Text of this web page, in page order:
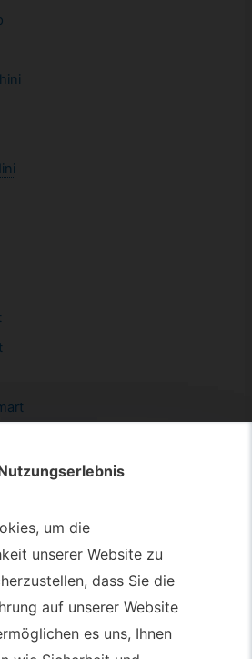
um die
unserer Website zu
dass Sie die
auf unserer Website
es uns, Ihnen
um die
unserer Website zu
dass Sie die
auf unserer Website
es uns, Ihnen